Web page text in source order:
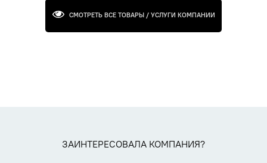
СМОТРЕТЬ ВСЕ ТОВАРЫ / УСЛУГИ КОМПАНИИ
ЗАИНТЕРЕСОВАЛА КОМПАНИЯ?